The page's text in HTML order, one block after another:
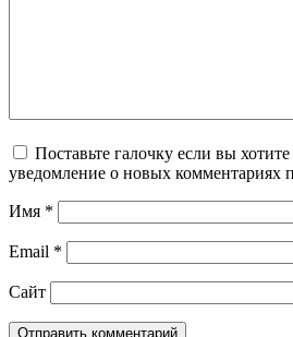
Поставьте галочку если вы
уведомление о новых комментариях
Имя *
Email *
Сайт